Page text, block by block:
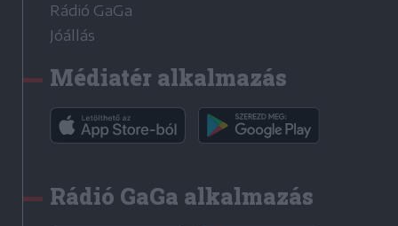
Rádió GaGa
Jóállás
Médiatér alkalmazás
Rádió GaGa alkalmazás